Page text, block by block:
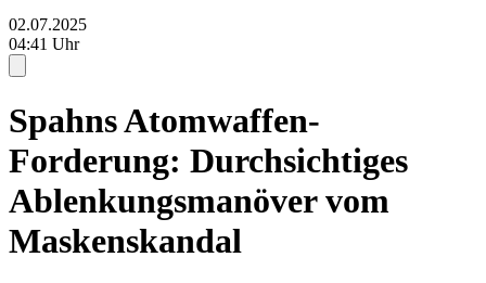
02.07.2025
04:41 Uhr
Spahns Atomwaffen-
Forderung: Durchsichtiges
Ablenkungsmanöver vom
Maskenskandal